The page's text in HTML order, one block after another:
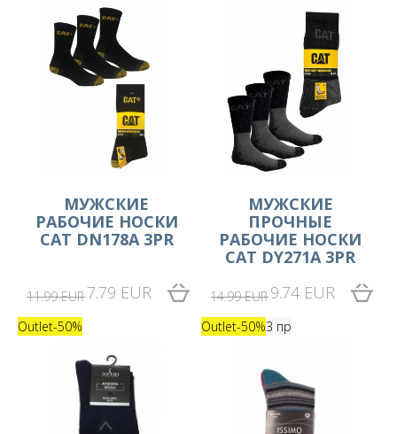
МУЖСКИЕ
РАБОЧИЕ НОСКИ
CAT DN178A 3PR
11.99 EUR7.79 EUR
МУЖСКИЕ
ПРОЧНЫЕ
РАБОЧИЕ НОСКИ
CAT DY271A 3PR
14.99 EUR9.74 EUR
Outlet-50% Outlet-50%3 пр